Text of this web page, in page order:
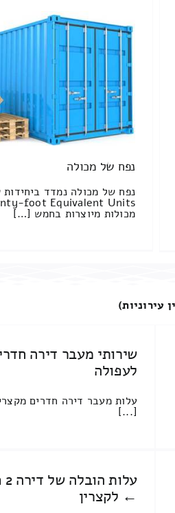
נפח של מכולה
foot Equivalent Units
מכולות מיוצרות בחמש […]
עירוניות)
שירותי מעבר דירה
לעפולה
עלות מעבר דירה חדרים
[...]
← לקצרין